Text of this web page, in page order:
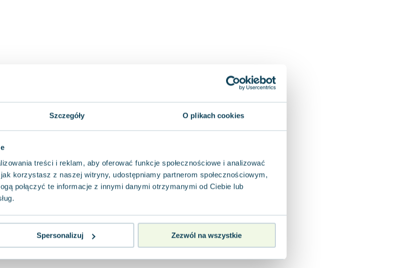
Szczegóły O plikach cookies
treści i reklam, aby oferować funkcje społecznościowe i analizować
korzystasz z naszej witryny, udostępniamy partnerom społecznościowym,
połączyć te informacje z innymi danymi otrzymanymi od Ciebie lub
Spersonalizuj Zezwól na wszystkie